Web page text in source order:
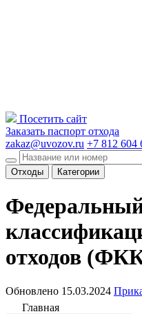
Посетить сайт
Заказать паспорт отхода
zakaz@uvozov.ru +7 812 604
Отходы
Категории
отходов
Обновлено 15.03.2024
Главная